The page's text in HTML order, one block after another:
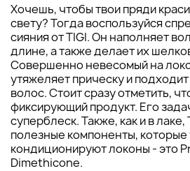
Хочешь, чтобы твои пряди
свету? Тогда воспользуйся
сияния от TIGI. Он наполняет
длине, а также делает их
Совершенно невесомый на
утяжеляет прическу и
волос. Стоит сразу отметить,
фиксирующий продукт. Его
суперблеск. Также, как и в
полезные компоненты,
кондиционируют локоны - это
Dimethicone.